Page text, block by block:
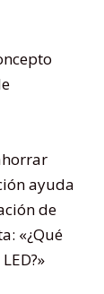
ayuda
de
«¿Qué